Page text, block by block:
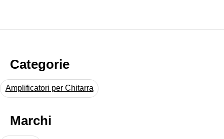
Categorie
Amplificatori per Chitarra
Marchi